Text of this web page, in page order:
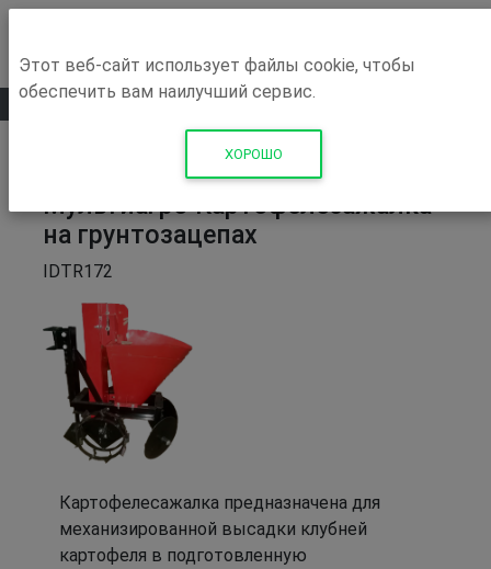
Прицепное оборудование
Мультиагро Картофелесажалка
на грунтозацепах
IDTR172
Картофелесажалка предназначена для
механизированной высадки клубней
картофеля в подготовленную
Этот веб-сайт использует файлы cookie, чтобы
обеспечить вам наилучший сервис.
ХОРОШО